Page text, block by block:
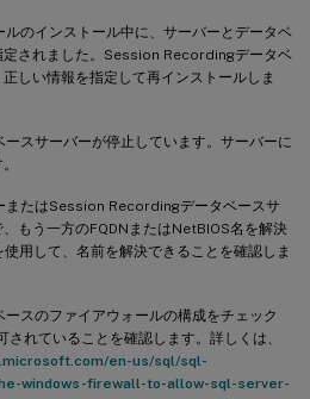
のインストール中に、サーバーとデータベ
定されました。Session Recordingデータベ
しい情報を指定して再インストールしま
スサーバーが停止しています。サーバーに
たはSession Recordingデータベースサ
もう一方のFQDNまたはNetBIOS名を解決
用して、名前を解決できることを確認しま
スのファイアウォールの構成をチェック
れていることを確認します。詳しくは、
en-us/sql/sql-
windows-firewall-to-allow-sql-server-